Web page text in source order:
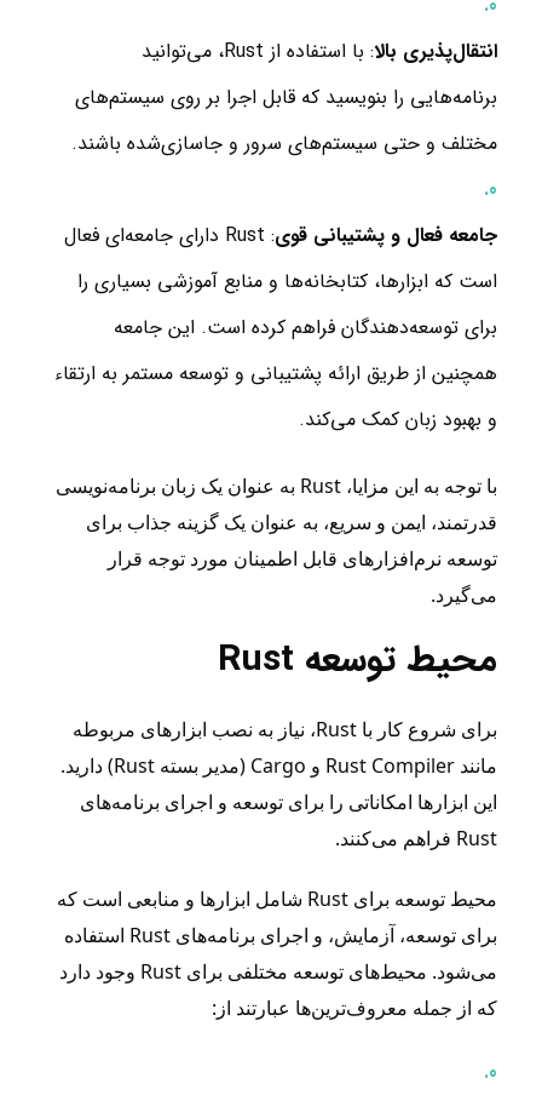
انتقال‌پذیری بالا
: با استفاده از Rust، می‌توانید
برنامه‌هایی را بنویسید که قابل اجرا بر روی سیستم‌های
مختلف و حتی سیستم‌های سرور و جاسازی‌شده باشند.
جامعه فعال و پشتیبانی قوی
: Rust دارای جامعه‌ای فعال
است که ابزارها، کتابخانه‌ها و منابع آموزشی بسیاری را
برای توسعه‌دهندگان فراهم کرده است. این جامعه
همچنین از طریق ارائه پشتیبانی و توسعه مستمر به ارتقاء
و بهبود زبان کمک می‌کند.
با توجه به این مزایا، Rust به عنوان یک زبان برنامه‌نویسی
قدرتمند، ایمن و سریع، به عنوان یک گزینه جذاب برای
توسعه نرم‌افزارهای قابل اطمینان مورد توجه قرار
می‌گیرد.
محیط توسعه Rust
برای شروع کار با Rust، نیاز به نصب ابزارهای مربوطه
مانند Rust Compiler و Cargo (مدیر بسته Rust) دارید.
این ابزارها امکاناتی را برای توسعه و اجرای برنامه‌های
Rust فراهم می‌کنند.
محیط توسعه برای Rust شامل ابزارها و منابعی است که
برای توسعه، آزمایش، و اجرای برنامه‌های Rust استفاده
می‌شود. محیط‌های توسعه مختلفی برای Rust وجود دارد
که از جمله معروف‌ترین‌ها عبارتند از: